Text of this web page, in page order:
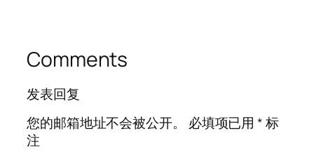
Comments
发表回复
您的邮箱地址不会被公开。
必填项已用*标
注